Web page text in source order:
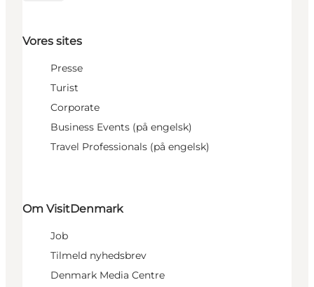
Vores sites
Presse
Turist
Corporate
Business Events (på engelsk)
Travel Professionals (på engelsk)
Om VisitDenmark
Job
Tilmeld nyhedsbrev
Denmark Media Centre